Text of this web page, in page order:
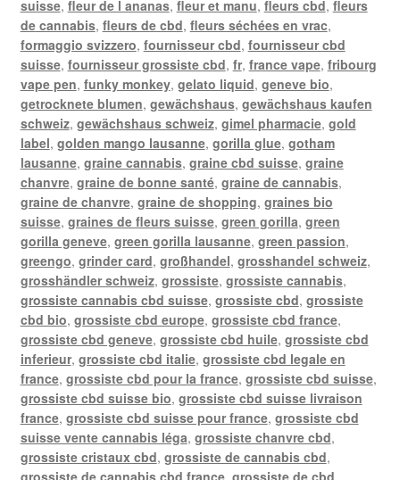
suisse, fleur de l ananas, fleur et manu, fleurs cbd, fleurs
de cannabis, fleurs de cbd, fleurs séchées en vrac,
formaggio svizzero, fournisseur cbd, fournisseur cbd
suisse, fournisseur grossiste cbd, fr, france vape, fribourg
vape pen, funky monkey, gelato liquid, geneve bio,
getrocknete blumen, gewächshaus, gewächshaus kaufen
schweiz, gewächshaus schweiz, gimel pharmacie, gold
label, golden mango lausanne, gorilla glue, gotham
lausanne, graine cannabis, graine cbd suisse, graine
chanvre, graine de bonne santé, graine de cannabis,
graine de chanvre, graine de shopping, graines bio
suisse, graines de fleurs suisse, green gorilla, green
gorilla geneve, green gorilla lausanne, green passion,
greengo, grinder card, großhandel, grosshandel schweiz,
grosshändler schweiz, grossiste, grossiste cannabis,
grossiste cannabis cbd suisse, grossiste cbd, grossiste
cbd bio, grossiste cbd europe, grossiste cbd france,
grossiste cbd geneve, grossiste cbd huile, grossiste cbd
inferieur, grossiste cbd italie, grossiste cbd legale en
france, grossiste cbd pour la france, grossiste cbd suisse,
grossiste cbd suisse bio, grossiste cbd suisse livraison
france, grossiste cbd suisse pour france, grossiste cbd
suisse vente cannabis léga, grossiste chanvre cbd,
grossiste cristaux cbd, grossiste de cannabis cbd,
grossiste de cannabis cbd france, grossiste de cbd